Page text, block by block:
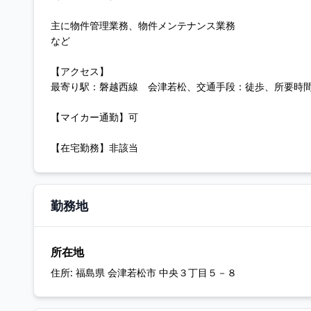
主に物件管理業務、物件メンテナンス業務
など
【アクセス】
最寄り駅：磐越西線 会津若松、交通手段：徒歩、所要時
【マイカー通勤】可
【在宅勤務】非該当
勤務地
所在地
住所: 福島県 会津若松市 中央３丁目５－８